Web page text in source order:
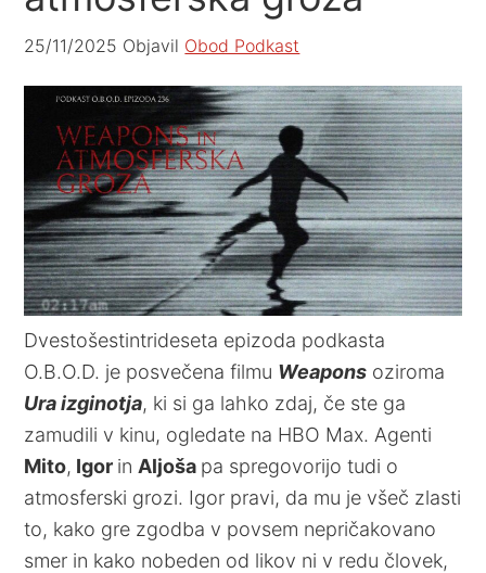
25/11/2025 Objavil Obod Podkast
Dvestošestintrideseta epizoda podkasta
O.B.O.D. je posvečena filmu Weapons oziroma
Ura izginotja, ki si ga lahko zdaj, če ste ga
zamudili v kinu, ogledate na HBO Max. Agenti
Mito, Igor in Aljoša pa spregovorijo tudi o
atmosferski grozi. Igor pravi, da mu je všeč zlasti
to, kako gre zgodba v povsem nepričakovano
smer in kako nobeden od likov ni v redu človek,